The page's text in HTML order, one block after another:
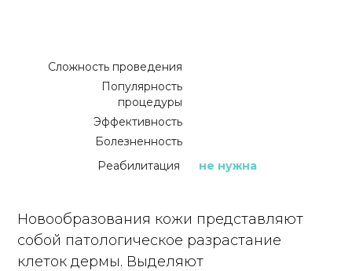
Сложность проведения
Популярность
процедуры
Эффективность
Болезненность
Реабилитация
не нужна
Новообразования кожи представляют
собой патологическое разрастание
клеток дермы. Выделяют